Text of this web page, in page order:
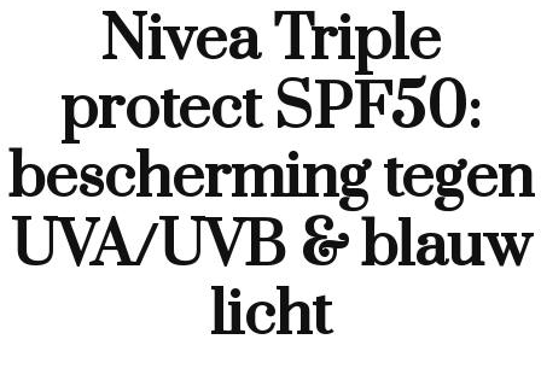
Nivea Triple
protect SPF50:
bescherming tegen
UVA/UVB & blauw
licht